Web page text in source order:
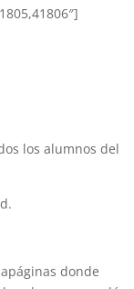
los alumnos del
donde